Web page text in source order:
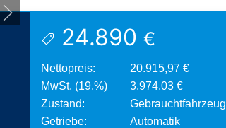
24.890 €
Nettopreis:
20.915,97 €
MwSt. (19.%)
3.974,03 €
Zustand:
Gebrauchtfahrzeug
Getriebe:
Automatik